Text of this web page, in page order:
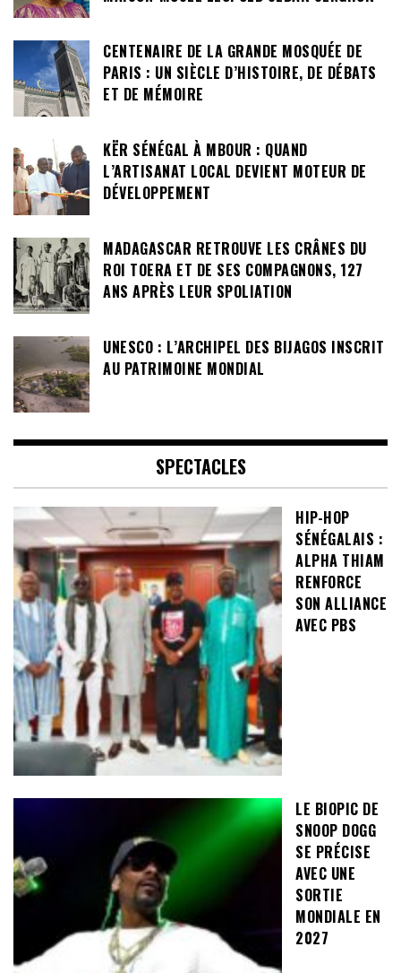
CENTENAIRE DE LA GRANDE MOSQUÉE DE
PARIS : UN SIÈCLE D’HISTOIRE, DE DÉBATS
ET DE MÉMOIRE
KËR SÉNÉGAL À MBOUR : QUAND
L’ARTISANAT LOCAL DEVIENT MOTEUR DE
DÉVELOPPEMENT
MADAGASCAR RETROUVE LES CRÂNES DU
ROI TOERA ET DE SES COMPAGNONS, 127
ANS APRÈS LEUR SPOLIATION
UNESCO : L’ARCHIPEL DES BIJAGOS INSCRIT
AU PATRIMOINE MONDIAL
SPECTACLES
HIP-HOP
SÉNÉGALAIS :
ALPHA THIAM
RENFORCE
SON ALLIANCE
AVEC PBS
LE BIOPIC DE
SNOOP DOGG
SE PRÉCISE
AVEC UNE
SORTIE
MONDIALE EN
2027